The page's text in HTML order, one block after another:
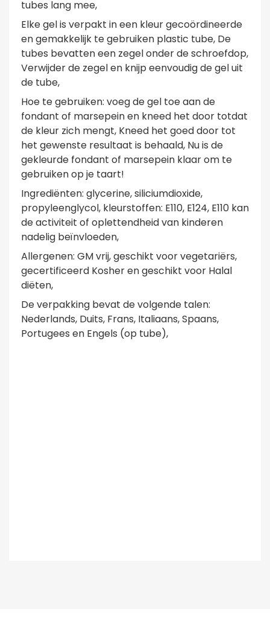
tubes lang mee,
Elke gel is verpakt in een kleur gecoördineerde
en gemakkelijk te gebruiken plastic tube, De
tubes bevatten een zegel onder de schroefdop,
Verwijder de zegel en knijp eenvoudig de gel uit
de tube,
Hoe te gebruiken: voeg de gel toe aan de
fondant of marsepein en kneed het door totdat
de kleur zich mengt, Kneed het goed door tot
het gewenste resultaat is behaald, Nu is de
gekleurde fondant of marsepein klaar om te
gebruiken op je taart!
Ingrediënten: glycerine, siliciumdioxide,
propyleenglycol, kleurstoffen: E110, E124, E110 kan
de activiteit of oplettendheid van kinderen
nadelig beïnvloeden,
Allergenen: GM vrij, geschikt voor vegetariërs,
gecertificeerd Kosher en geschikt voor Halal
diëten,
De verpakking bevat de volgende talen:
Nederlands, Duits, Frans, Italiaans, Spaans,
Portugees en Engels (op tube),